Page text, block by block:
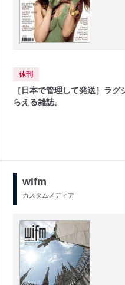
休刊
［日本で管理して発送］ラ
らえる雑誌。
wifm
カスタムメディア